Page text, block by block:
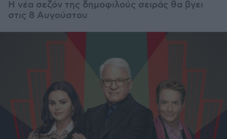
Η νέα σεζόν της δημοφιλούς σειράς θα βγει
στις 8 Αυγούστου